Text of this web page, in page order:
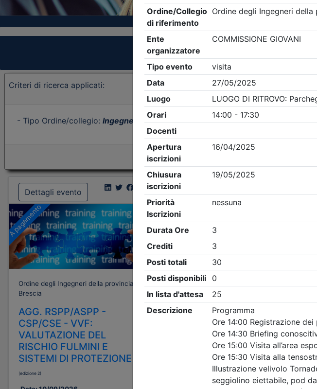
Clicca qui - espandi la
Criteri di ricerca applicati:
- Tipo Ordine/collegio: Ingegneri - Ordine:Brescia- Eventi in programma dal6/
Dettagli evento
A pagamento
Ordine degli Ingegneri della provincia di
Brescia
AGG. RSPP/ASPP -
CSP/CSE - VVF:
VALUTAZIONE DEL
RISCHIO FULMINI E
SISTEMI DI PROTEZIONE
(edizione 2)
Dettagli evento
Gratuito
Ordine degli Ingegneri della provincia di
Brescia
Rinforzo strutturale e
messa in sicurezza sismica
di capannoni prefabbricati
in c.a., scaffalature e
serbatoi: criteri di analisi,
progettazione e intervento
16/09/2026